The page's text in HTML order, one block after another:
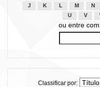
J
K L M N
U
V
ou entre
Classificar por: